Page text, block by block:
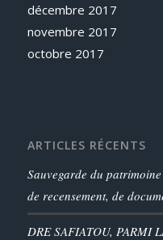
décembre 2017
novembre 2017
octobre 2017
ARTICLES RÉCENTS
Sauvegarde du
de recensement, de
DRE SAFIATOU, PARMI